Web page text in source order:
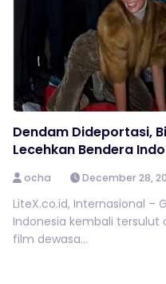
Dendam Dideportasi,
Lecehkan Bendera
ocha December 28,
LiteX.co.id, Internasional –
Indonesia kembali tersulut
film dewasa...